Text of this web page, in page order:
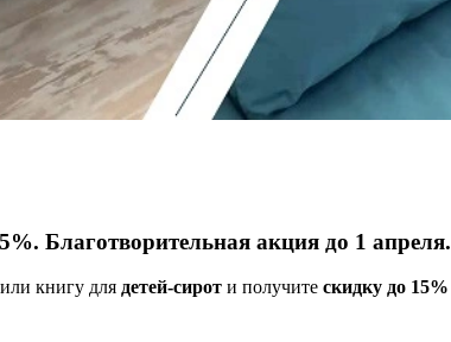
Благотворительная акция до 1 апреля.
книгу для детей-сирот и получите скидку до 15%